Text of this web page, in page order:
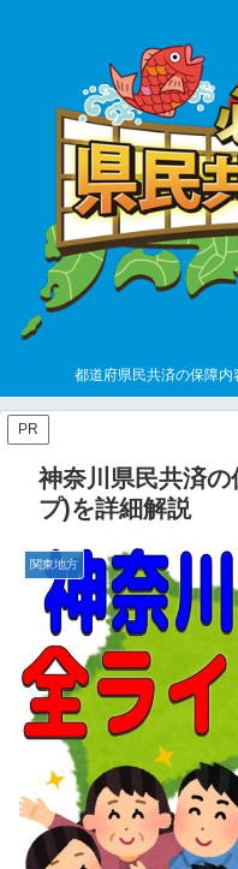
都道府県民共済の保障
PR
神奈川県民共済
プ)を詳細解説
関東地方